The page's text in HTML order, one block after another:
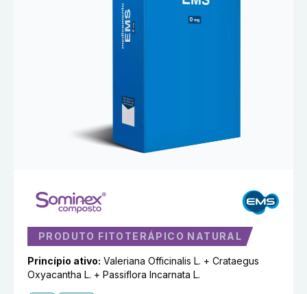
PRODUTO FITOTERÁPICO NATURAL
Princípio ativo: Valeriana Officinalis L. + Crataegus
Oxyacantha L. + Passiflora Incarnata L.